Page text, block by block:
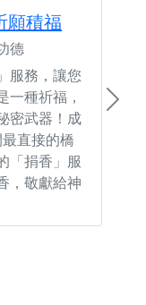
願積福
德
服務，讓您
一種祈福，
密武器！成
直接的橋
「捐香」服
，敬獻給神
Next